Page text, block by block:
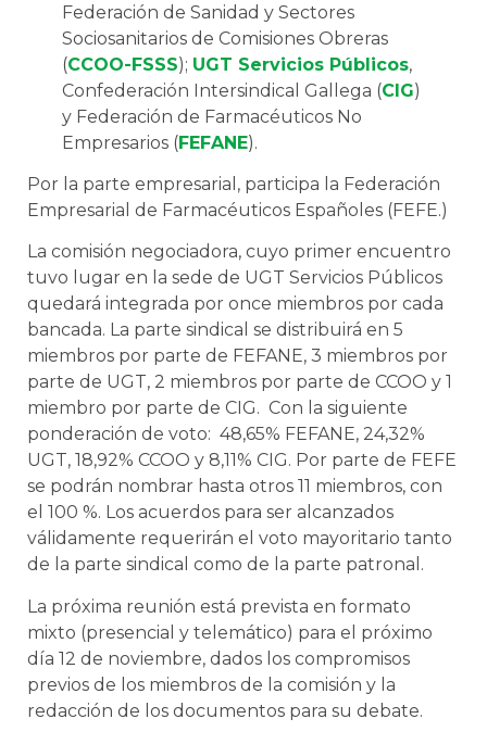
Federación de Sanidad y Sectores
Sociosanitarios de Comisiones Obreras
(CCOO-FSSS); UGT Servicios Públicos,
Confederación Intersindical Gallega (CIG)
y Federación de Farmacéuticos No
Empresarios (FEFANE).
Por la parte empresarial, participa la Federación
Empresarial de Farmacéuticos Españoles (FEFE.)
La comisión negociadora, cuyo primer encuentro
tuvo lugar en la sede de UGT Servicios Públicos
quedará integrada por once miembros por cada
bancada. La parte sindical se distribuirá en 5
miembros por parte de FEFANE, 3 miembros por
parte de UGT, 2 miembros por parte de CCOO y 1
miembro por parte de CIG. Con la siguiente
ponderación de voto: 48,65% FEFANE, 24,32%
UGT, 18,92% CCOO y 8,11% CIG. Por parte de FEFE
se podrán nombrar hasta otros 11 miembros, con
el 100 %. Los acuerdos para ser alcanzados
válidamente requerirán el voto mayoritario tanto
de la parte sindical como de la parte patronal.
La próxima reunión está prevista en formato
mixto (presencial y telemático) para el próximo
día 12 de noviembre, dados los compromisos
previos de los miembros de la comisión y la
redacción de los documentos para su debate.